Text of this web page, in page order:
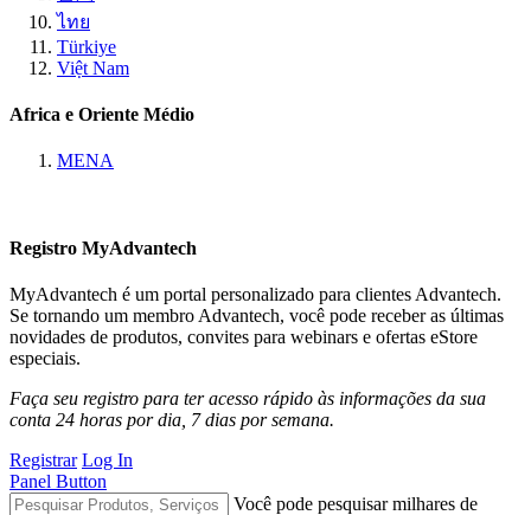
ไทย
Türkiye
Việt Nam
Africa e Oriente Médio
MENA
Registro MyAdvantech
MyAdvantech é um portal personalizado para clientes Advantech.
Se tornando um membro Advantech, você pode receber as últimas
novidades de produtos, convites para webinars e ofertas eStore
especiais.
Faça seu registro para ter acesso rápido às informações da sua
conta 24 horas por dia, 7 dias por semana.
Registrar Log In
Panel Button
Você pode pesquisar milhares de